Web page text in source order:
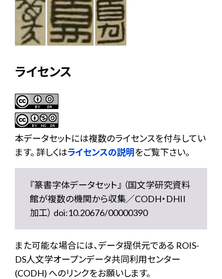
ライセンス
本データセットには複数のライセンスを付与してい
ます。 詳しくはライセンスの説明をご覧下さい。
『篆書字体データセット』 （国文学研究資料
館が複数の機関から収集／CODH・DHII
加工） doi:10.20676/00000390
また可能な場合には、データ提供元である ROIS-
DS人文学オープンデータ共同利用センター
(CODH) へのリンクをお願いします。